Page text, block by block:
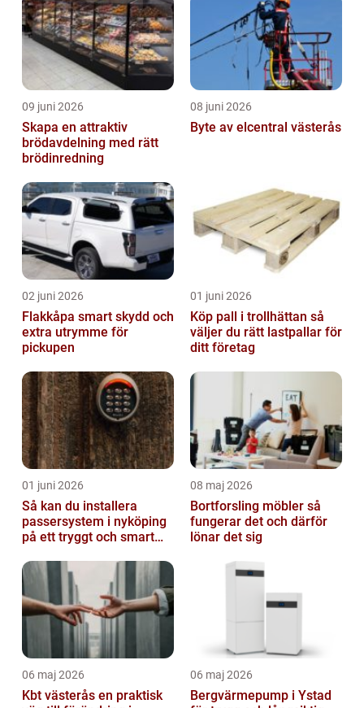
09 juni 2026
Skapa en attraktiv
brödavdelning med rätt
brödinredning
08 juni 2026
Byte av elcentral västerås
02 juni 2026
Flakkåpa smart skydd och
extra utrymme för
pickupen
01 juni 2026
Köp pall i trollhättan så
väljer du rätt lastpallar för
ditt företag
01 juni 2026
Så kan du installera
passersystem i nyköping
på ett tryggt och smart
08 maj 2026
Bortforsling möbler så
fungerar det och därför
lönar det sig
06 maj 2026
Kbt västerås en praktisk
06 maj 2026
Bergvärmepump i Ystad